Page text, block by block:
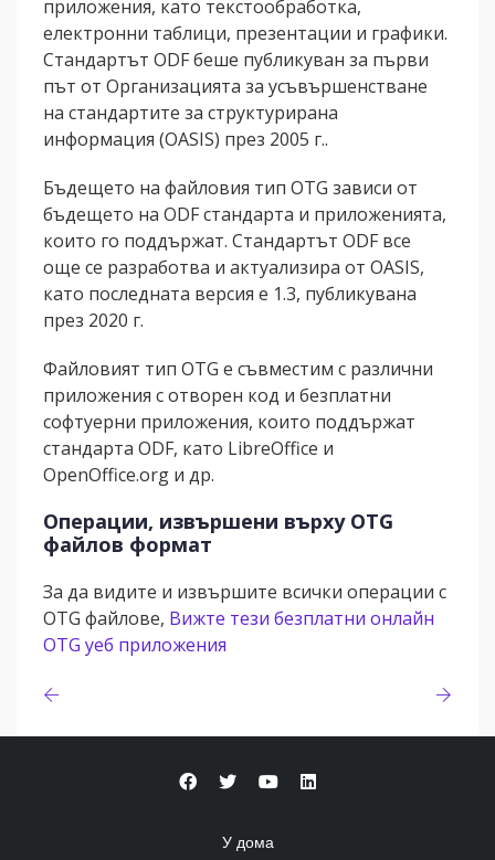
приложения, като текстообработка,
електронни таблици, презентации и графики.
Стандартът ODF беше публикуван за първи
път от Организацията за усъвършенстване
на стандартите за структурирана
информация (OASIS) през 2005 г..
Бъдещето на файловия тип OTG зависи от
бъдещето на ODF стандарта и приложенията,
които го поддържат. Стандартът ODF все
още се разработва и актуализира от OASIS,
като последната версия е 1.3, публикувана
през 2020 г.
Файловият тип OTG е съвместим с различни
приложения с отворен код и безплатни
софтуерни приложения, които поддържат
стандарта ODF, като LibreOffice и
OpenOffice.org и др.
Операции, извършени върху OTG
файлов формат
За да видите и извършите всички операции с
OTG файлове, Вижте тези безплатни онлайн
OTG уеб приложения
У дома